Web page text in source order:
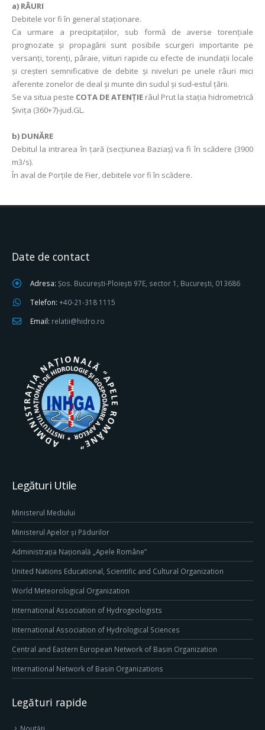
a) RÂURI
Debitele vor fi în general staţionare.
Ca urmare a precipitaţiilor, sub formă de averse torențiale
prognozate şi propagării sunt posibile scurgeri importante pe
versanţi, torenţi, pâraie, viituri rapide cu efecte de inundaţii locale
şi creşteri semnificative de debite şi niveluri pe unele râuri mici
aferente zonelor de deal și munte din sudul și sud-estul țării.
Se va situa peste COTA DE ATENŢIE râul Prut la staţia hidrometrică
Şiviţa (360+7)-jud.GL.
b) DUNĂRE
Debitul la intrarea în ţară (secţiunea Baziaş) va fi în scădere (3900
m3/s).
În aval de Porţile de Fier, debitele vor fi în scădere.
Date de contact
Adresa: Șos. București-Ploiești 97E, sector 1, București, 013686
Telefon: +40-21-318 1115
Email: relatii@hidro.ro
Legături Utile
Ministerul Mediului
Ministerul Apelor și Pădurilor
Administrația Națională „Apele Române”
United Nations Educational, Scientific and Cultural Organization
World Meteorological Organization
International Association of Hydrogeologists
International Association of Hydrological Sciences
Central and Eastern European Network of Basin Organization
International Network of Basin Organizations
Legături rapide
Noutăți